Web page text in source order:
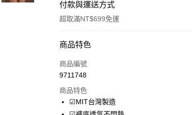
付款與運送方式
超取滿NT$699免運
付款方式
信用卡一次付款
LINE Pay
商品特色
商品編號
9711748
商品特色
☑MIT台灣製造